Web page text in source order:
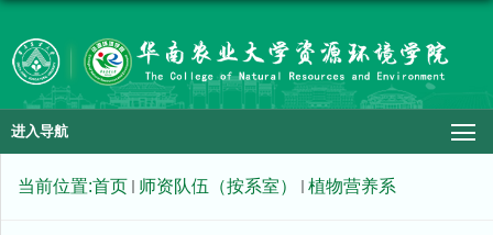
进入导航
当前位置:首页 师资队伍（按系室） 植物营养系